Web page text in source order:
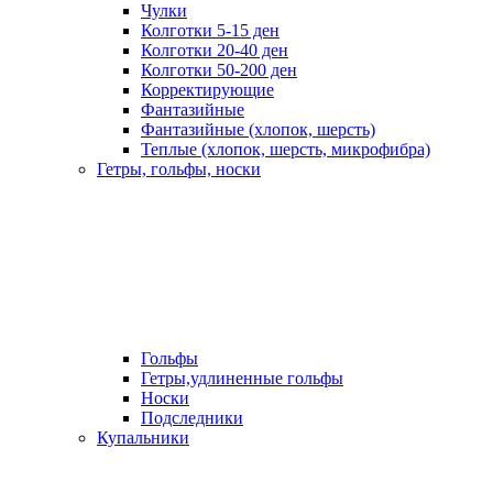
Чулки
Колготки 5-15 ден
Колготки 20-40 ден
Колготки 50-200 ден
Корректирующие
Фантазийные
Фантазийные (хлопок, шерсть)
Теплые (хлопок, шерсть, микрофибра)
Гетры, гольфы, носки
Гольфы
Гетры,удлиненные гольфы
Носки
Подследники
Купальники